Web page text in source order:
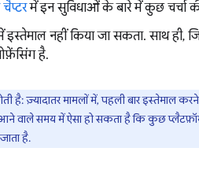
में इन सुविधाओं के बारे में कुछ चर्चा
नहीं किया जा सकता. साथ ही,
है.
ज़्यादातर मामलों में, पहली बार इस्तेमाल
वाले समय में ऐसा हो सकता है कि कुछ
है.